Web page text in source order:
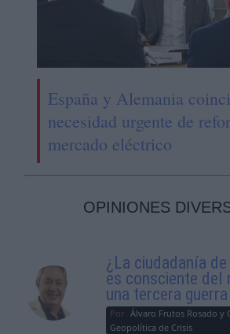
España y Alemania
necesidad urgente de
mercado eléctrico
OPINIONES
¿La ciudadanía
es consciente del
una tercera
Por Álvaro Frutos Rosado y
Geopolítica de Crisis